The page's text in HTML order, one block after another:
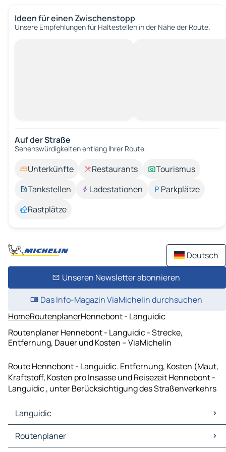
Ideen für einen Zwischenstopp
Unsere Empfehlungen für Haltestellen in der Nähe der Route.
Auf der Straße
Sehenswürdigkeiten entlang Ihrer Route.
Unterkünfte Restaurants
Tourismus
Tankstellen
Ladestationen
Parkplätze
Rastplätze
Deutsch
Unseren Newsletter abonnieren
Das Info-Magazin ViaMichelin durchsuchen
HomeRoutenplanerHennebont - Languidic
Routenplaner Hennebont - Languidic - Strecke,
Entfernung, Dauer und Kosten – ViaMichelin
Route Hennebont - Languidic. Entfernung, Kosten (Maut,
Kraftstoff, Kosten pro Insasse und Reisezeit Hennebont -
Languidic , unter Berücksichtigung des Straßenverkehrs
Languidic
Languidic Karten Stadtplan
Languidic Verkehr
Routenplaner